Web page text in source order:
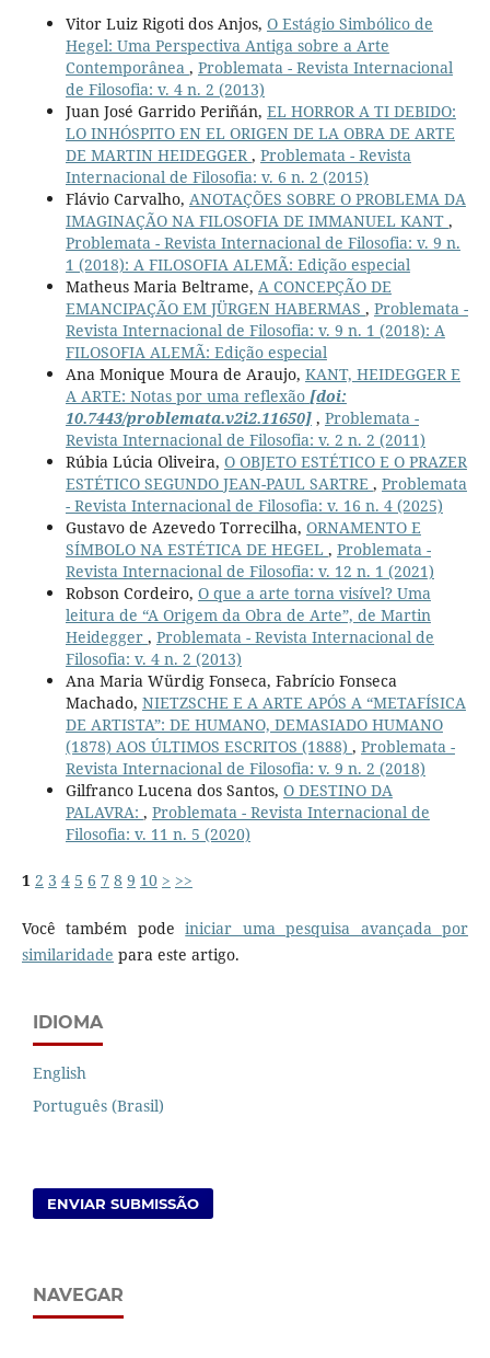
Vitor Luiz Rigoti dos Anjos, O Estágio Simbólico de
Hegel: Uma Perspectiva Antiga sobre a Arte
Contemporânea , Problemata - Revista Internacional
de Filosofia: v. 4 n. 2 (2013)
Juan José Garrido Periñán, EL HORROR A TI DEBIDO:
LO INHÓSPITO EN EL ORIGEN DE LA OBRA DE ARTE
DE MARTIN HEIDEGGER, Problemata - Revista
Internacional de Filosofia: v. 6 n. 2 (2015)
Flávio Carvalho, ANOTAÇÕES SOBRE O PROBLEMA DA
IMAGINAÇÃO NA FILOSOFIA DE IMMANUEL KANT ,
Problemata - Revista Internacional de Filosofia: v. 9 n.
1 (2018): A FILOSOFIA ALEMÃ: Edição especial
Matheus Maria Beltrame, A CONCEPÇÃO DE
EMANCIPAÇÃO EM JÜRGEN HABERMAS , Problemata -
Revista Internacional de Filosofia: v. 9 n. 1 (2018): A
FILOSOFIA ALEMÃ: Edição especial
Ana Monique Moura de Araujo, KANT, HEIDEGGER E
A ARTE: Notas por uma reflexão [doi:
10.7443/problemata.v2i2.11650], Problemata -
Revista Internacional de Filosofia: v. 2 n. 2 (2011)
Rúbia Lúcia Oliveira, O OBJETO ESTÉTICO E O PRAZER
ESTÉTICO SEGUNDO JEAN-PAUL SARTRE , Problemata
- Revista Internacional de Filosofia: v. 16 n. 4 (2025)
Gustavo de Azevedo Torrecilha, ORNAMENTO E
SÍMBOLO NA ESTÉTICA DE HEGEL , Problemata -
Revista Internacional de Filosofia: v. 12 n. 1 (2021)
Robson Cordeiro, O que a arte torna visível? Uma
leitura de “A Origem da Obra de Arte”, de Martin
Heidegger , Problemata - Revista Internacional de
Filosofia: v. 4 n. 2 (2013)
Ana Maria Würdig Fonseca, Fabrício Fonseca
Machado, NIETZSCHE E A ARTE APÓS A “METAFÍSICA
DE ARTISTA”: DE HUMANO, DEMASIADO HUMANO
(1878) AOS ÚLTIMOS ESCRITOS (1888) , Problemata -
Revista Internacional de Filosofia: v. 9 n. 2 (2018)
Gilfranco Lucena dos Santos, O DESTINO DA
PALAVRA: , Problemata - Revista Internacional de
Filosofia: v. 11 n. 5 (2020)
1 2 3 4 5 6 7 8 9 10 > >>
Você também podeiniciar uma pesquisa avançada por
similaridade para este artigo.
IDIOMA
English
Português (Brasil)
ENVIAR SUBMISSÃO
NAVEGAR